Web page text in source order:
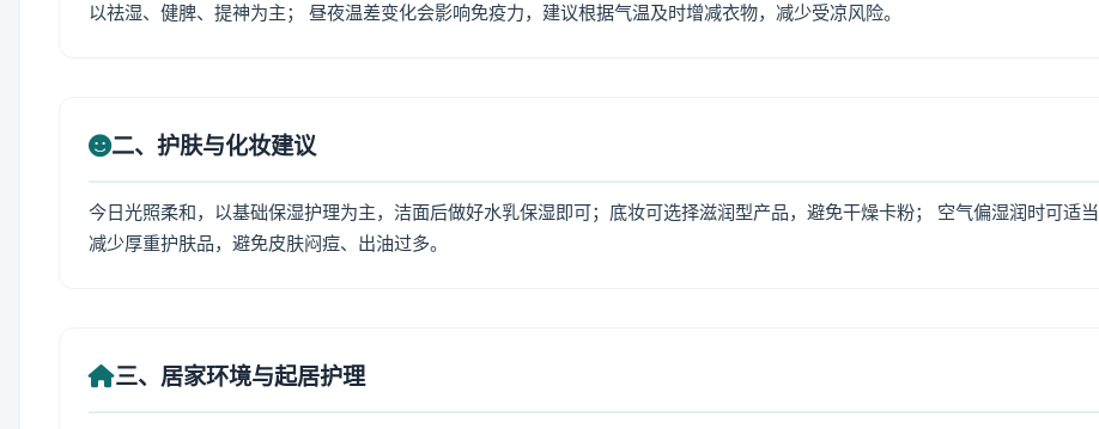
以祛湿、健脾、提神为主； 昼夜温差变化会影响免疫力，建议根据气温及时增减衣物，减少受凉风险。
二、护肤与化妆建议
今日光照柔和，以基础保湿护理为主，洁面后做好水乳保湿即可；底妆可选择滋润型产品，避免干燥卡粉； 空气偏湿润时可适当
减少厚重护肤品，避免皮肤闷痘、出油过多。
三、居家环境与起居护理